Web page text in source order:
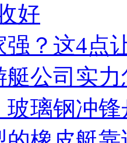
好
强？这4点
艇公司实
玻璃钢冲